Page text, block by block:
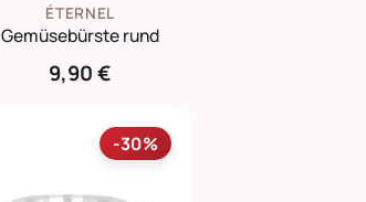
ÉTERNEL
Gemüsebürste rund
9,90 €
-30%